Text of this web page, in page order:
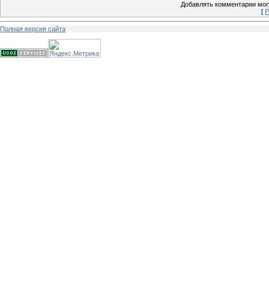
Добавлять комментарии
[
Полная версия сайта